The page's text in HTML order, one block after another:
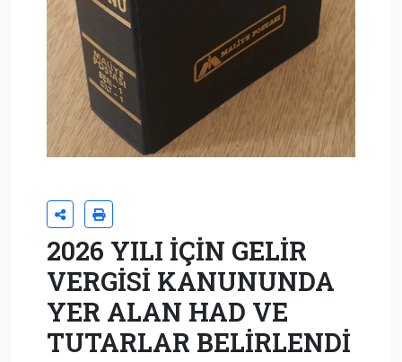
2026 YILI İÇİN GELİR
VERGİSİ KANUNUNDA
YER ALAN HAD VE
TUTARLAR BELİRLENDİ